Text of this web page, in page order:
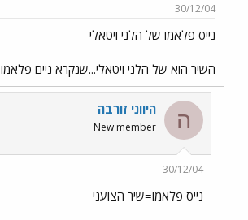
30/12/04
נייס פלאמו של הלני ויטאלי
השיר הוא של הלני ויטאלי...שנקרא ניים פלאמו
ה היווני זורבה
New member
30/12/04
נייס פלאמו=שיר הצועני